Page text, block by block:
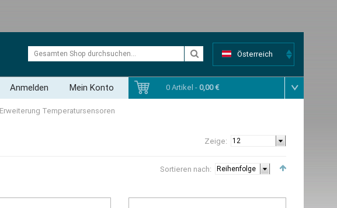
Österreich
Mein Konto
Anmelden 0 Artikel - 0,00 €
Erweiterung Temperatursensoren
Zeige:
Sortieren nach: